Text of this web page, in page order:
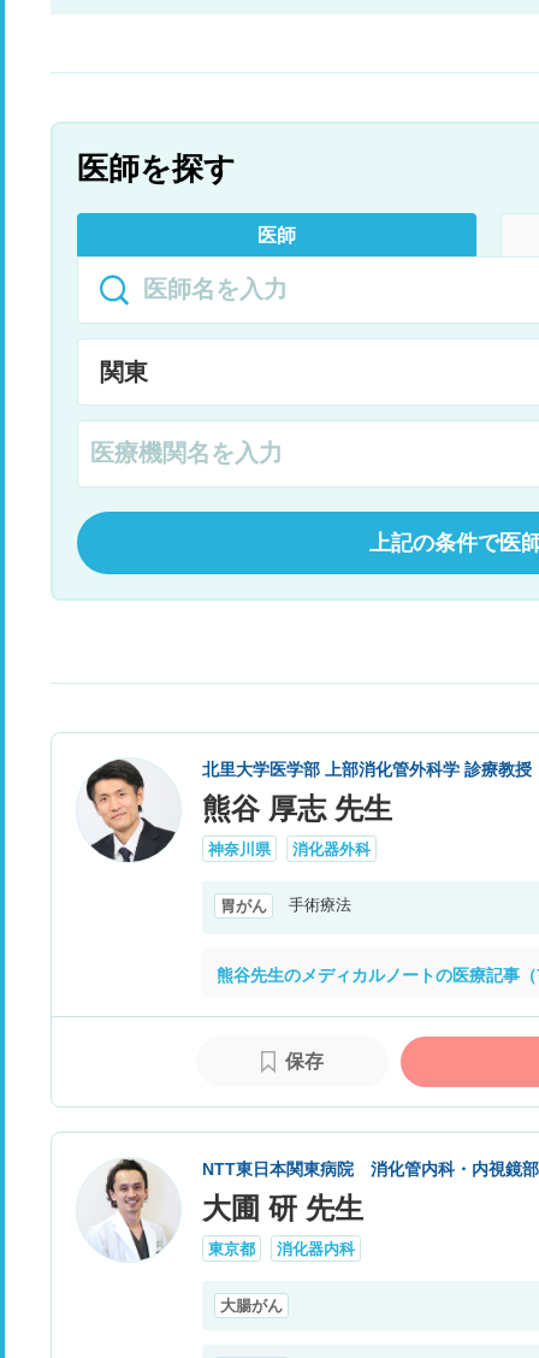
医師を探す
医師
上記の条件で医
北里大学医学部 上部消化管外科学 診療教授
熊谷 厚志 先生
神奈川県 消化器外科
胃がん 手術療法
熊谷先生のメディカルノートの医療記事
保存
NTT東日本関東病院 消化管内科・内視鏡
大圃 研 先生
東京都 消化器内科
大腸がん